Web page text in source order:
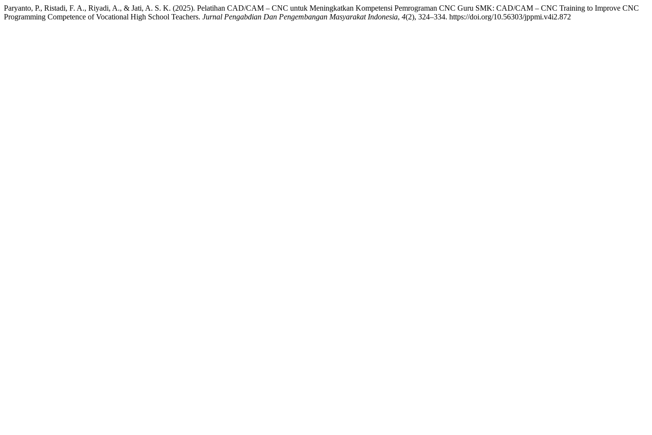
Paryanto, P., Ristadi, F. A., Riyadi, A., & Jati, A. S. K. (2025). Pelatihan CAD/CAM – CNC untuk Meningkatkan Kompetensi Pemrograman CNC Guru SMK: CAD/CAM – CNC Training to Improve CNC
Programming Competence of Vocational High School Teachers. Jurnal Pengabdian Dan Pengembangan Masyarakat Indonesia, 4(2), 324–334. https://doi.org/10.56303/jppmi.v4i2.872